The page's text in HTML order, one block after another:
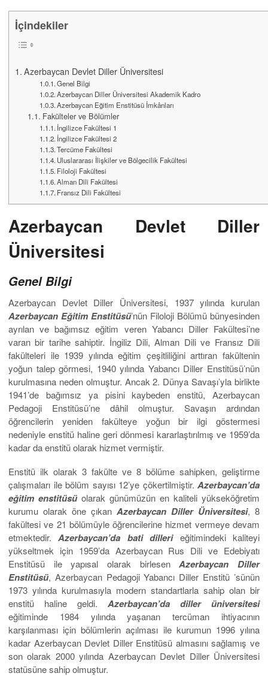
İçindekiler
Azerbaycan Devlet Diller Üniversitesi
Genel Bilgi
Azerbaycan Diller Üniversitesi Akademik Kadro
Azerbaycan Eğitim Enstitüsü İmkânları
Fakülteler ve Bölümler
İngilizce Fakültesi 1
İngilizce Fakültesi 2
Tercüme Fakültesi
Uluslararası İlişkiler ve Bölgecilik Fakültesi
Filoloji Fakültesi
Alman Dili Fakültesi
Fransız Dili Fakültesi
Azerbaycan Devlet Diller
Üniversitesi
Genel Bilgi
Azerbaycan Devlet Diller Üniversitesi, 1937 yılında kurulan
Azerbaycan Eğitim Enstitüsü’nün Filoloji Bölümü bünyesinden
ayrılan ve bağımsız eğitim veren Yabancı Diller Fakültesi’ne
varan bir tarihe sahiptir. İngiliz Dili, Alman Dili ve Fransız Dili
fakülteleri ile 1939 yılında eğitim çeşitliliğini arttıran fakültenin
yoğun talep görmesi, 1940 yılında Yabancı Diller Enstitüsü’nün
kurulmasına neden olmuştur. Ancak 2. Dünya Savaşı’yla birlikte
1941’de bağımsız ya pisini kaybeden enstitü, Azerbaycan
Pedagoji Enstitüsü’ne dâhil olmuştur. Savaşın ardından
öğrencilerin yeniden fakülteye yoğun bir ilgi göstermesi
nedeniyle enstitü haline geri dönmesi kararlaştırılmış ve 1959’da
kadar da enstitü olarak hizmet vermiştir.
Enstitü ilk olarak 3 fakülte ve 8 bölüme sahipken, geliştirme
çalışmaları ile bölüm sayısı 12’ye çökertilmiştir. Azerbaycan’da
eğitim enstitüsü olarak günümüzün en kaliteli yükseköğretim
kurumu olarak öne çıkan Azerbaycan Diller Üniversitesi, 8
fakültesi ve 21 bölümüyle öğrencilerine hizmet vermeye devam
etmektedir.Azerbaycan’da bati dillerieğitimindeki kaliteyi
yükseltmek için 1959’da Azerbaycan Rus Dili ve Edebiyatı
Enstitüsü ile yapısal olarak birlesenAzerbaycan Diller
Enstitüsü, Azerbaycan Pedagoji Yabancı Diller Enstitü ’sünün
1973 yılında kurulmasıyla modern standartlarla sahip olan bir
enstitü haline geldi. Azerbaycan’da diller üniversitesi
eğitiminde 1984 yılında yaşanan tercüman ihtiyacının
karşılanması için bölümlerin açılması ile kurumun 1996 yılına
kadar Azerbaycan Devlet Diller Enstitüsü almasını sağlamış ve
son olarak 2000 yılında Azerbaycan Devlet Diller Üniversitesi
statüsüne sahip olmuştur.